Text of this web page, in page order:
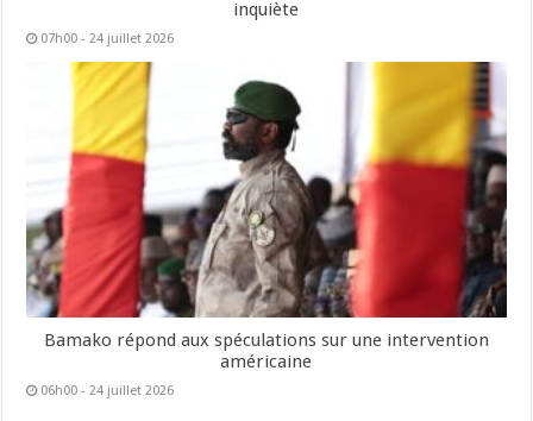
inquiète
07h00 - 24 juillet 2026
Bamako répond aux spéculations sur une intervention
américaine
06h00 - 24 juillet 2026